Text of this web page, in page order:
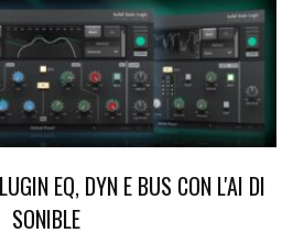
EQ, DYN E BUS CON L'AI DI
SONIBLE